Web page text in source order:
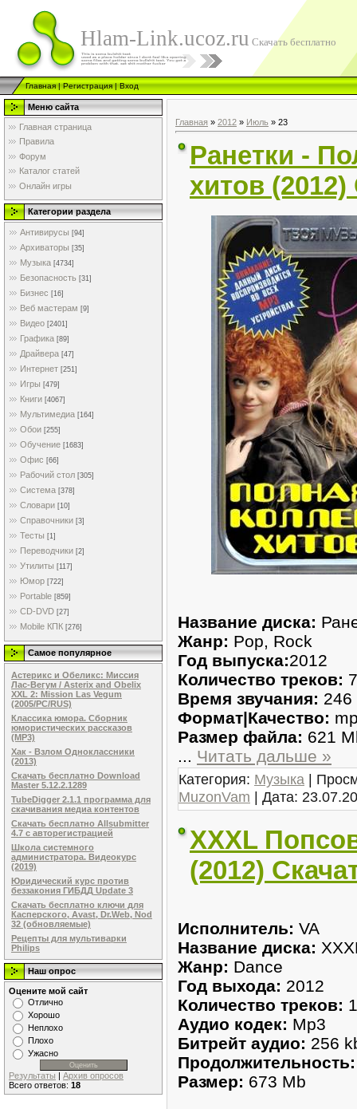
Hlam-Link.ucoz.ru Скачать бесплатно
Главная|Регистрация|Вход
Меню сайта
Главная страница
Правила
Форум
Каталог статей
Онлайн игры
Категории раздела
Антивирусы [94]
Архиваторы [35]
Музыка [4734]
Безопасность [31]
Бизнес [16]
Веб мастерам [9]
Видео [2401]
Графика [89]
Драйвера [47]
Интернет [251]
Игры [479]
Книги [4067]
Мультимедиа [164]
Обои [255]
Обучение [1683]
Офис [66]
Рабочий стол [305]
Система [378]
Словари [10]
Справочники [3]
Тесты [1]
Переводчики [2]
Утилиты [117]
Юмор [722]
Portable [859]
CD-DVD [27]
Mobile КПК [276]
Самое популярное
Астерикс и Обеликс: Миссия
Лас-Вегум / Asterix and Obelix
XXL 2: Mission Las Vegum
(2005/PC/RUS)
Классика юмора. Сборник
юмористических рассказов
(MP3)
Хак - Взлом Одноклассники
(2013)
Скачать бесплатно Download
Master 5.12.2.1289
TubeDigger 2.1.1 программа для
скачивания медиа контентов
Скачать бесплатно Allsubmitter
4.7 с авторегистрацией
Школа системного
администратора. Видеокурс
(2019)
Юридический курс против
беззакония ГИБДД Update 3
Скачать бесплатно ключи для
Касперского, Avast, Dr.Web, Nod
32 (обновляемые)
Рецепты для мультиварки
Philips
Наш опрос
Оцените мой сайт
Отлично
Хорошо
Неплохо
Плохо
Ужасно
Результаты | Архив опросов
Всего ответов: 18
Главная » 2012 » Июль » 23
Ранетки -
хитов
Название диска:
Жанр: Pop, Rock
Год выпуска:2012
Количество треков:
Время звучания: 246
Формат|Качество:
Размер файла: 621
... Читать дальше »
Категория: Музыка |
MuzonVam | Дата:
XXXL
(2012)
Исполнитель: VA
Название диска:
Жанр: Dance
Год выхода: 2012
Количество треков:
Аудио кодек: Mp3
Битрейт аудио: 256
Продолжительность:
Размер: 673 Mb